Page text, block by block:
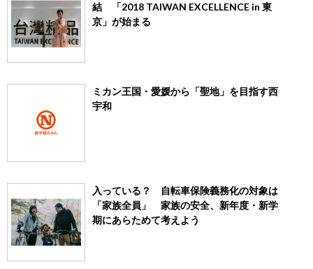
結 「2018 TAIWAN EXCELLENCE in 東
京」が始まる
ミカン王国・愛媛から「聖地」を目指す西
宇和
入っている？ 自転車保険義務化の対象は
「家族全員」 家族の安全、新年度・新学
期にあらためて考えよう